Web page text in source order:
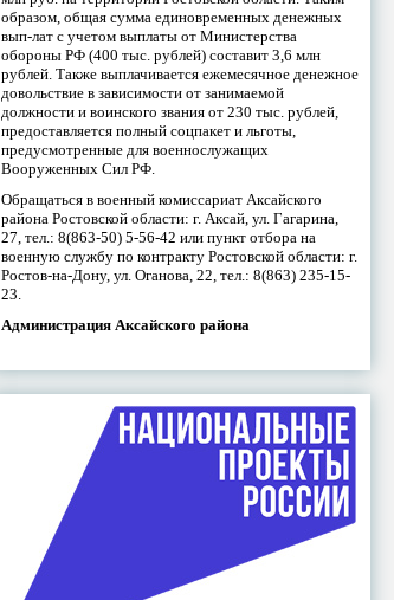
образом, общая сумма единовременных денежных
вып-лат с учетом выплаты от Министерства
обороны РФ (400 тыс. рублей) составит 3,6 млн
рублей. Также выплачивается ежемесячное денежное
довольствие в зависимости от занимаемой
должности и воинского звания от 230 тыс. рублей,
предоставляется полный соцпакет и льготы,
предусмотренные для военнослужащих
Вооруженных Сил РФ.
Обращаться в военный комиссариат Аксайского
района Ростовской области: г. Аксай, ул. Гагарина,
27, тел.: 8(863-50) 5-56-42 или пункт отбора на
военную службу по контракту Ростовской области: г.
Ростов-на-Дону, ул. Оганова, 22, тел.: 8(863) 235-15-
23.
Администрация Аксайского района